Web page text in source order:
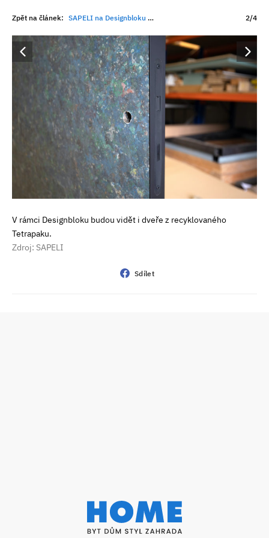
Zpět na článek: SAPELI na Designbloku představí magickou cestu lesem 2/4
V rámci Designbloku budou vidět i dveře z recyklovaného
Tetrapaku.
Zdroj: SAPELI
Sdílet